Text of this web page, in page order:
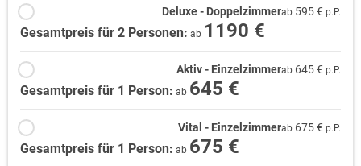
Deluxe - Doppelzimmerab 595 € p.P.
Gesamtpreis für 2 Personen: ab 1190 €
Aktiv - Einzelzimmerab 645 € p.P.
Gesamtpreis für 1 Person: ab 645 €
Vital - Einzelzimmerab 675 € p.P.
Gesamtpreis für 1 Person: ab 675 €